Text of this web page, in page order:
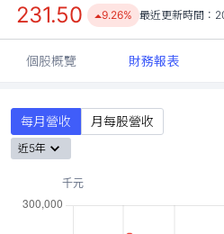
231.50 9.26% 最近更新時間：
個股概覽 財務報表
每月營收 月每股營收
近5年